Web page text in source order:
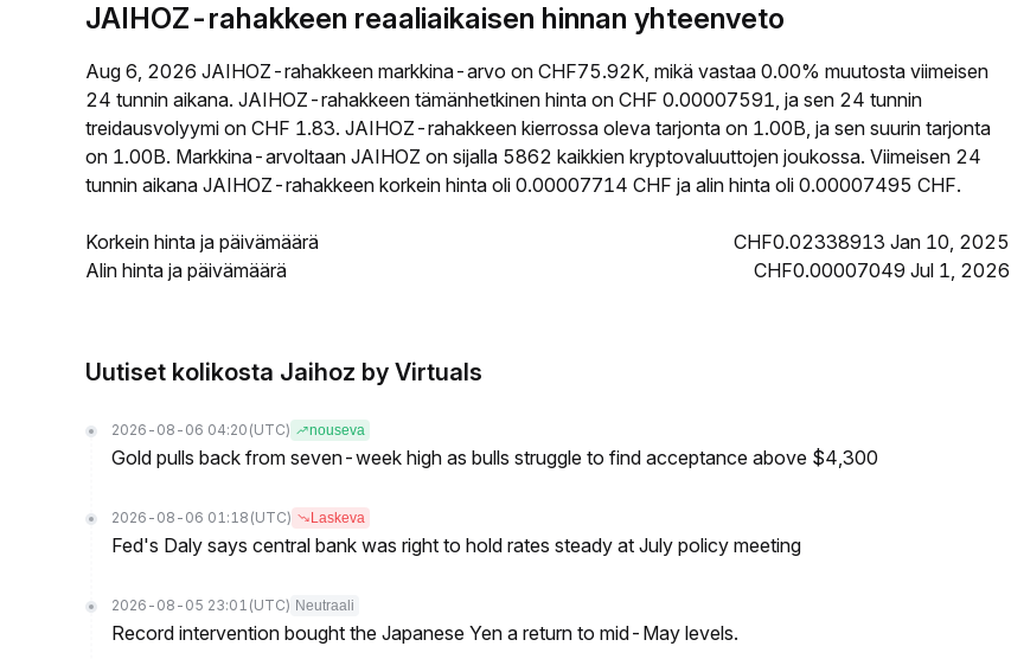
JAIHOZ-rahakkeen reaaliaikaisen hinnan yhteenveto
Aug 6, 2026 JAIHOZ-rahakkeen markkina-arvo on CHF75.92K, mikä vastaa 0.00% muutosta viimeisen
24 tunnin aikana. JAIHOZ-rahakkeen tämänhetkinen hinta on CHF 0.00007591, ja sen 24 tunnin
treidausvolyymi on CHF 1.83. JAIHOZ-rahakkeen kierrossa oleva tarjonta on 1.00B, ja sen suurin tarjonta
on 1.00B. Markkina-arvoltaan JAIHOZ on sijalla 5862 kaikkien kryptovaluuttojen joukossa. Viimeisen 24
tunnin aikana JAIHOZ-rahakkeen korkein hinta oli 0.00007714 CHF ja alin hinta oli 0.00007495 CHF.
Korkein hinta ja päivämäärä
CHF0.02338913 Jan 10, 2025
Alin hinta ja päivämäärä
CHF0.00007049 Jul 1, 2026
Uutiset kolikosta Jaihoz by Virtuals
2026-08-06 04:20 (UTC) nouseva
Gold pulls back from seven-week high as bulls struggle to find acceptance above $4,300
2026-08-06 01:18 (UTC) Laskeva
Fed's Daly says central bank was right to hold rates steady at July policy meeting
2026-08-05 23:01 (UTC) Neutraali
Record intervention bought the Japanese Yen a return to mid-May levels.